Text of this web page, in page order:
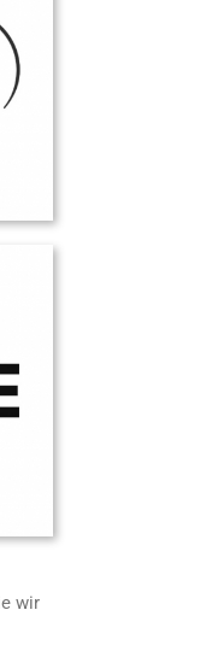
wir